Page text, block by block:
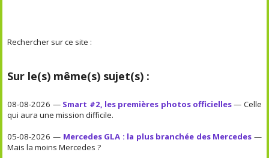
Rechercher sur ce site :
Sur le(s) même(s) sujet(s) :
08-08-2026 — Smart #2, les premières photos officielles— Celle
qui aura une mission difficile.
05-08-2026 — Mercedes GLA : la plus branchée des Mercedes —
Mais la moins Mercedes ?